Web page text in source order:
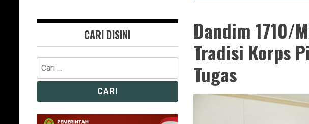
Dandim 1710/
Tradisi Korps
Tugas
CARI DISINI
Cari
untuk: